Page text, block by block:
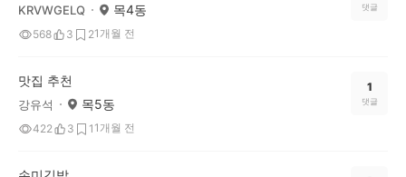
KRVWGELQ 목4동
568 3 21개월 전
댓글
맛집 추천
강유석 목5동
422 3 1 1개월 전
1
댓글